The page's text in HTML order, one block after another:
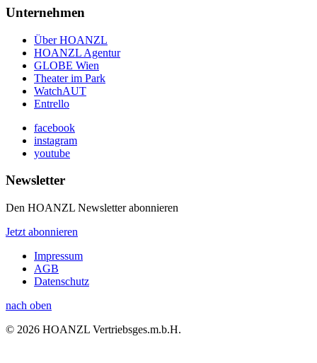
Unternehmen
Über HOANZL
HOANZL Agentur
GLOBE Wien
Theater im Park
WatchAUT
Entrello
facebook
instagram
youtube
Newsletter
Den HOANZL Newsletter abonnieren
Jetzt abonnieren
Impressum
AGB
Datenschutz
nach oben
© 2026 HOANZL Vertriebsges.m.b.H.